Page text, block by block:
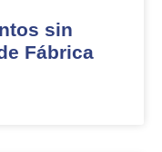
sin
Fábrica